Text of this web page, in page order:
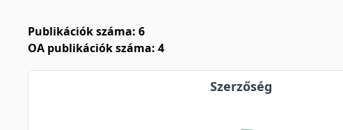
Publikációk száma: 6
OA publikációk száma: 4
Szerzőség